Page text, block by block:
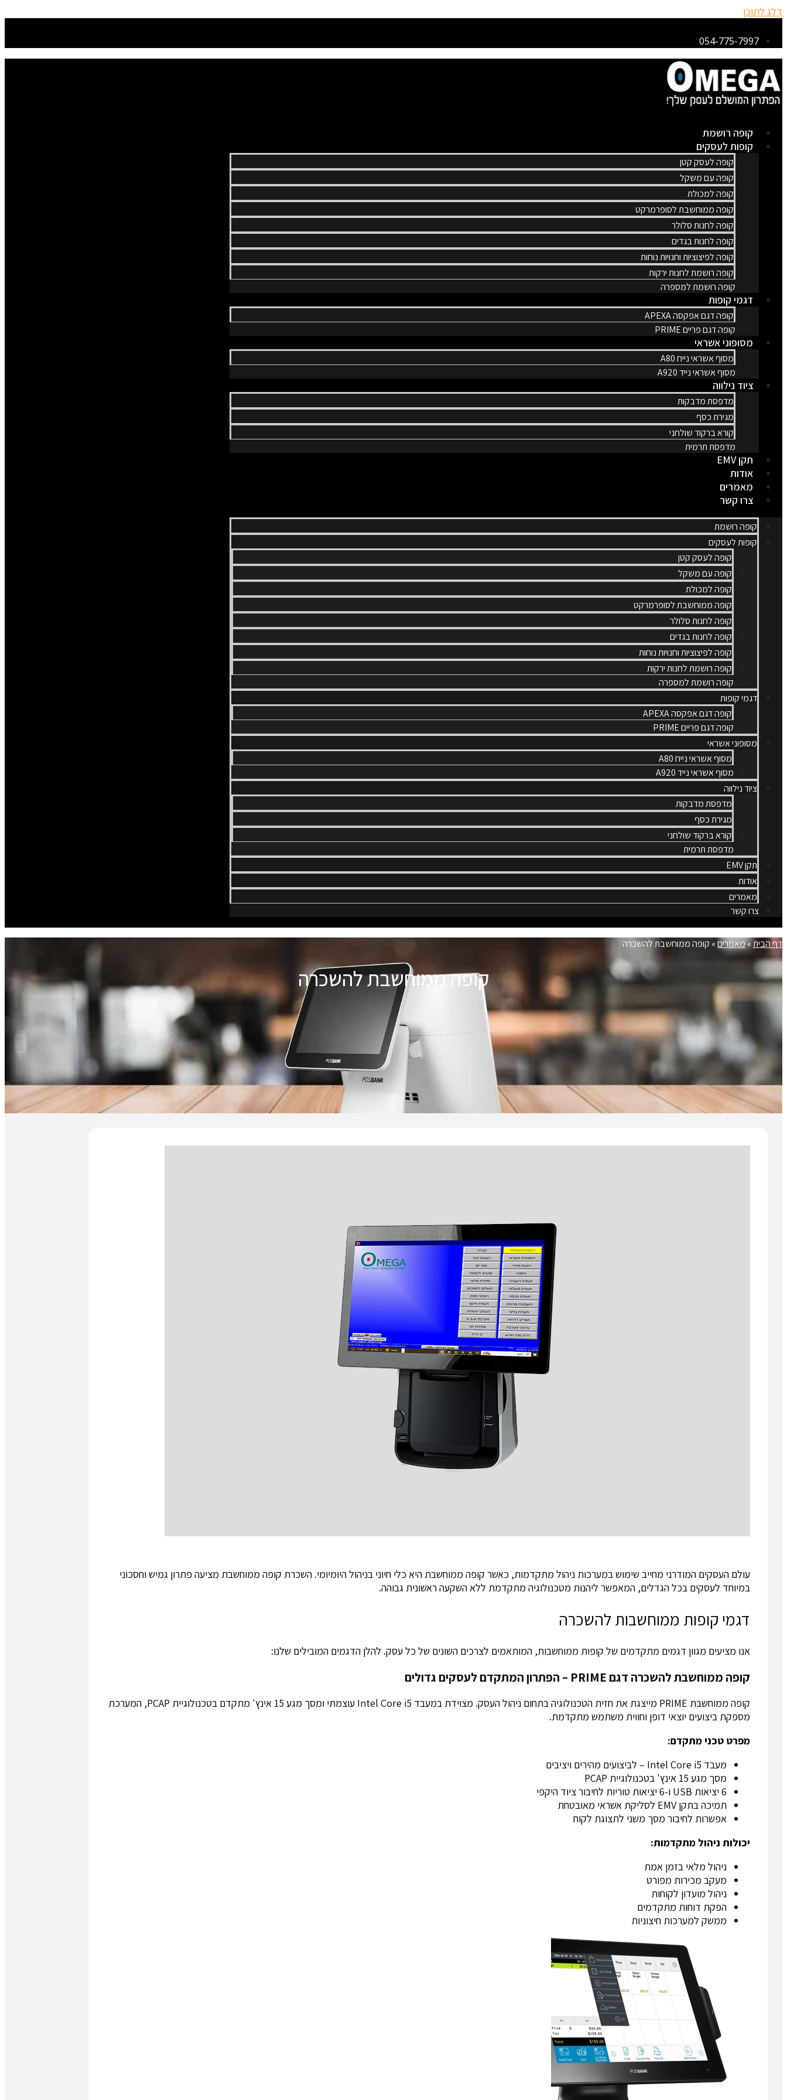
דלג לתוכן
054-775-7997
קופה רושמת
קופות לעסקים
קופה לעסק קטן
קופה עם משקל
קופה למכולת
קופה ממוחשבת לסופרמרקט
קופה לחנות סלולר
קופה לחנות בגדים
קופה לפיצוציות וחנויות נוחות
קופה רושמת לחנות ירקות
קופה רושמת למספרה
דגמי קופות
קופה דגם אפקסה APEXA
קופה דגם פריים PRIME
מסופוני אשראי
מסוף אשראי נייח A80
מסוף אשראי נייד A920
ציוד נילווה
מדפסת מדבקות
מגירת כסף
קורא ברקוד שולחני
מדפסת תרמית
תקן EMV
אודות
מאמרים
צרו קשר
קופה רושמת
קופות לעסקים
קופה לעסק קטן
קופה עם משקל
קופה למכולת
קופה ממוחשבת לסופרמרקט
קופה לחנות סלולר
קופה לחנות בגדים
קופה לפיצוציות וחנויות נוחות
קופה רושמת לחנות ירקות
קופה רושמת למספרה
דגמי קופות
קופה דגם אפקסה APEXA
קופה דגם פריים PRIME
מסופוני אשראי
מסוף אשראי נייח A80
מסוף אשראי נייד A920
ציוד נילווה
מדפסת מדבקות
מגירת כסף
קורא ברקוד שולחני
מדפסת תרמית
תקן EMV
אודות
מאמרים
צרו קשר
דף הבית»מאמרים» קופה ממוחשבת להשכרה
קופה ממוחשבת להשכרה
עולם העסקים המודרני מחייב שימוש במערכות ניהול מתקדמות, כאשר קופה ממוחשבת היא כלי חיוני בניהול היומיומי. השכרת קופה ממוחשבת מציעה פתרון גמיש וחסכוני
במיוחד לעסקים בכל הגדלים, המאפשר ליהנות מטכנולוגיה מתקדמת ללא השקעה ראשונית גבוהה.
דגמי קופות ממוחשבות להשכרה
אנו מציעים מגוון דגמים מתקדמים של קופות ממוחשבות, המותאמים לצרכים השונים של כל עסק. להלן הדגמים המובילים שלנו:
קופה ממוחשבת להשכרה דגם PRIME – הפתרון המתקדם לעסקים גדולים
קופה ממוחשבת PRIME מייצגת את חזית הטכנולוגיה בתחום ניהול העסק. מצוידת במעבד Intel Core i5 עוצמתי ומסך מגע 15 אינץ' מתקדם בטכנולוגיית PCAP, המערכת
מספקת ביצועים יוצאי דופן וחווית משתמש מתקדמת.
מפרט טכני מתקדם:
מעבד Intel Core i5 – לביצועים מהירים ויציבים
מסך מגע 15 אינץ' בטכנולוגיית PCAP
6 יציאות USB ו-6 יציאות טוריות לחיבור ציוד היקפי
תמיכה בתקן EMV לסליקת אשראי מאובטחת
אפשרות לחיבור מסך משני לתצוגת לקוח
יכולות ניהול מתקדמות:
ניהול מלאי בזמן אמת
מעקב מכירות מפורט
ניהול מועדון לקוחות
הפקת דוחות מתקדמים
ממשק למערכות חיצוניות